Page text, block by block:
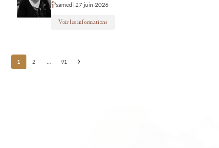
samedi 27 juin 2026
Voir les informations
Posts
pagination
1 2 91